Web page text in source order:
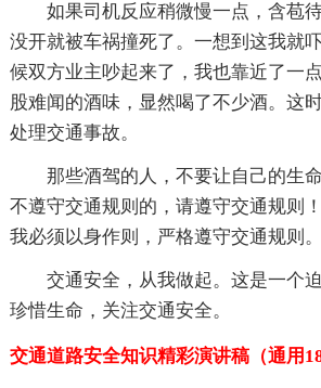
如果司机反应稍微慢一点，含苞
没开就被车祸撞死了。一想到这我就
候双方业主吵起来了，我也靠近了一
股难闻的酒味，显然喝了不少酒。这
处理交通事故。
那些酒驾的人，不要让自己的生
不遵守交通规则的，请遵守交通规则
我必须以身作则，严格遵守交通规则。
交通安全，从我做起。这是一个
珍惜生命，关注交通安全。
交通道路安全知识精彩演讲稿（通用